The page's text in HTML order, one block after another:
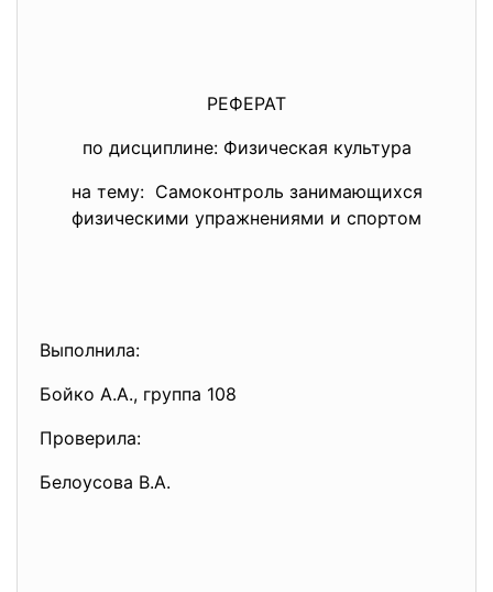
РЕФЕРАТ
по дисциплине: Физическая культура
на тему: Самоконтроль занимающихся
физическими упражнениями и спортом
Выполнила:
Бойко А.А., группа 108
Проверила:
Белоусова В.А.